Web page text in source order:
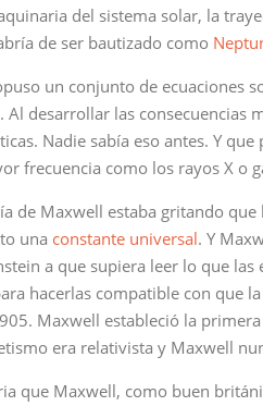
del sistema solar, la
de ser bautizado como
un conjunto de ecuaciones
Al desarrollar las
Nadie sabía eso antes. Y
frecuencia como los rayos X o
de Maxwell estaba gritando
una constante universal. Y
a que supiera leer lo que
hacerlas compatible con que
Maxwell estableció la
era relativista y Maxwell
que Maxwell, como buen